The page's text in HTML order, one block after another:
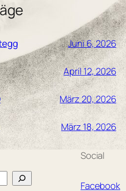
Juni 6, 2026
April 12, 2026
März 20, 2026
März 18, 2026
Social
Facebook